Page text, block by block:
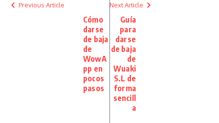
Previous Article
Cómo
darse
de baja
de
WowA
pp en
pocos
pasos
Next Article
Guía
para
darse
de baja
de
Wuaki
S.L de
forma
sencill
a